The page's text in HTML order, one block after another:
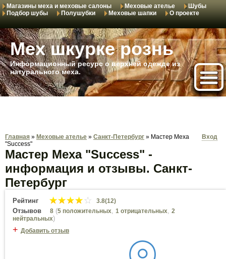
Магазины меха и меховые салоны Меховые ателье
Шубы
Подбор шубы
Полушубки Меховые шапки О проекте
Мех шкурке рознь
Информационный ресурс о верхней одежде из
натурального меха.
Главная » Меховые ателье » Санкт-Петербург » Мастер Меха
"Success"
Вход
Мастер Меха "Success" -
информация и отзывы. Санкт-
Петербург
Рейтинг 3.8(12)
Отзывов 8 (5 положительных, 1 отрицательных, 2
нейтральных)
+ Добавить отзыв